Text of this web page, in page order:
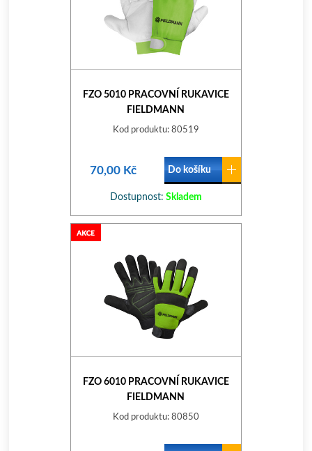
FZO 5010 PRACOVNÍ RUKAVICE
FIELDMANN
Kod produktu: 80519
70,00 Kč Do košíku
Dostupnost: Skladem
FZO 6010 PRACOVNÍ RUKAVICE
FIELDMANN
Kod produktu: 80850